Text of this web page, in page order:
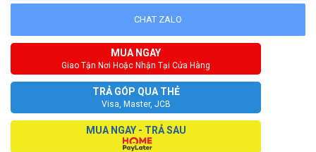
CHAT ZALO
MUA NGAY
Giao Tận Nơi Hoặc Nhận Tại Cửa Hàng
TRẢ GÓP QUA THẺ
Visa, Master, JCB
MUA NGAY - TRẢ SAU